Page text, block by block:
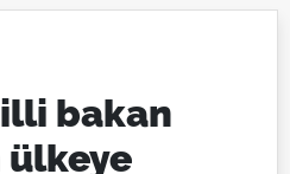
bakan
ülkeye